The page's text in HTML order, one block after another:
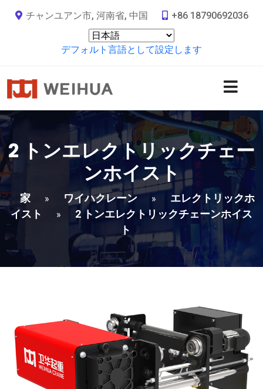
チャンユアン市, 河南省, 中国 +86 18790692036
デフォルト言語として設定します
2 トンエレクトリックチェー
ンホイスト
家 » ワイハクレーン »
エレクトリックホ
イスト
»
2 トンエレクトリックチェーンホイス
ト